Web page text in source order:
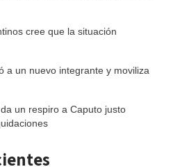
cree que la situación
a un nuevo integrante y moviliza
un respiro a Caputo justo